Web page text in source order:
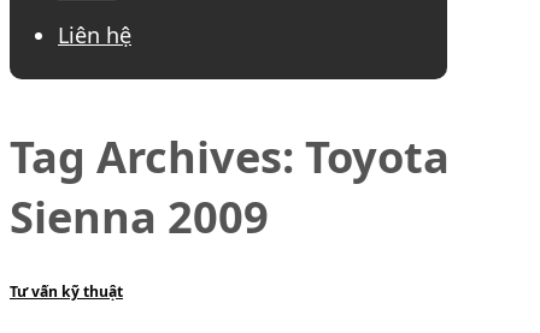
Liên hệ
Tag Archives: Toyota
Sienna 2009
Tư vấn kỹ thuật